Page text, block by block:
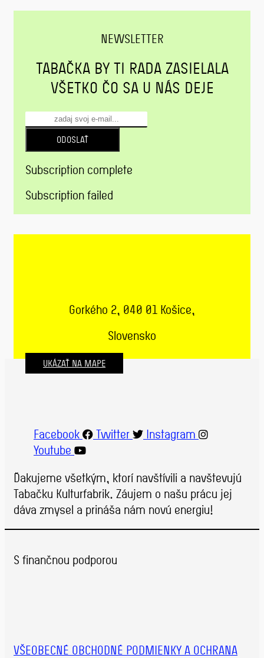
NEWSLETTER
TABAČKA BY TI RADA ZASIELALA
VŠETKO ČO SA U NÁS DEJE
ODOSLAŤ
Subscription complete
Subscription failed
Gorkého 2, 040 01 Košice,
Slovensko
UKÁZAŤ NA MAPE
Facebook Twitter
Instagram
Youtube
Ďakujeme všetkým, ktorí navštívili a navštevujú
Tabačku Kulturfabrik. Záujem o našu prácu jej
dáva zmysel a prináša nám novú energiu!
S finančnou podporou
VŠEOBECNÉ OBCHODNÉ PODMIENKY A OCHRANA